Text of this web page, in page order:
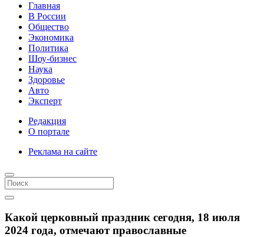
Главная
В России
Общество
Экономика
Политика
Шоу-бизнес
Наука
Здоровье
Авто
Эксперт
Редакция
О портале
Реклама на сайте
Какой церковный праздник сегодня, 18 июля
2024 года, отмечают православные